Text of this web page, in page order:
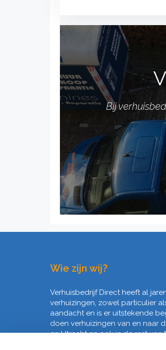
Bij
Wie zijn wij?
Verhuisbedrijf Direct heeft al
verhuizingen, zowel particulier
aandacht en is er uitstekende
doen verhuizingen van en naar
en Utrecht en ook in de rest van